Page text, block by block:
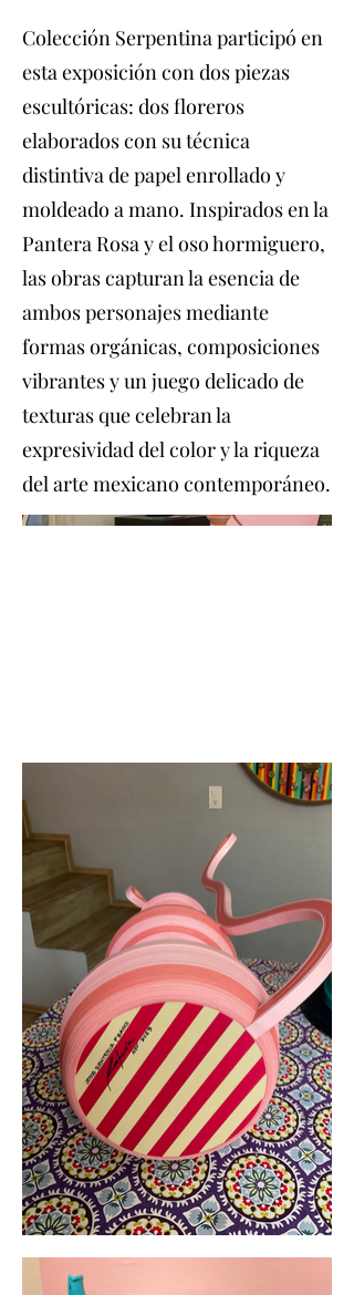
Colección Serpentina participó en
esta exposición con dos piezas
escultóricas: dos floreros
elaborados con su técnica
distintiva de papel enrollado y
moldeado a mano. Inspirados en la
Pantera Rosa y el oso hormiguero,
las obras capturan la esencia de
ambos personajes mediante
formas orgánicas, composiciones
vibrantes y un juego delicado de
texturas que celebran la
expresividad del color y la riqueza
del arte mexicano contemporáneo.